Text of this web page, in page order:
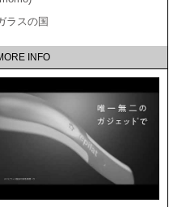
ラスの国
INFO